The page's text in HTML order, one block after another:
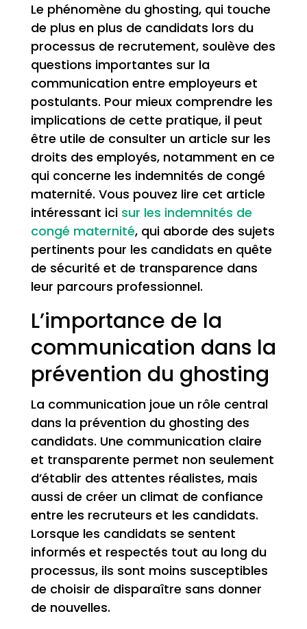
Le phénomène du ghosting, qui touche
de plus en plus de candidats lors du
processus de recrutement, soulève des
questions importantes sur la
communication entre employeurs et
postulants. Pour mieux comprendre les
implications de cette pratique, il peut
être utile de consulter un article sur les
droits des employés, notamment en ce
qui concerne les indemnités de congé
maternité. Vous pouvez lire cet article
intéressant ici sur les indemnités de
congé maternité, qui aborde des sujets
pertinents pour les candidats en quête
de sécurité et de transparence dans
leur parcours professionnel.
L’importance de la
communication dans la
prévention du ghosting
La communication joue un rôle central
dans la prévention du ghosting des
candidats. Une communication claire
et transparente permet non seulement
d’établir des attentes réalistes, mais
aussi de créer un climat de confiance
entre les recruteurs et les candidats.
Lorsque les candidats se sentent
informés et respectés tout au long du
processus, ils sont moins susceptibles
de choisir de disparaître sans donner
de nouvelles.